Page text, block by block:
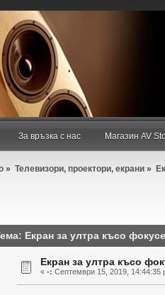
въведи своето потребителско име
За връзка с нас Магазин AV
» Телевизори, проектори, екрани»
Екран за ултра късо
Екран за ултра късо
« -: Септември 15, 2019, 14:44:35